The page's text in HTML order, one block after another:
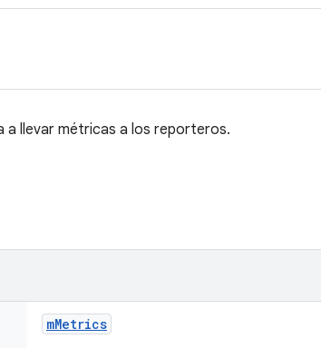
a llevar métricas a los reporteros.
mMetrics